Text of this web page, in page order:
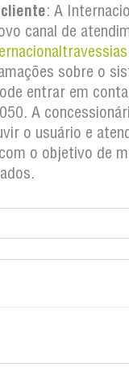
: A
canal de
sobre o
entrar em
A
o usuário e
o objetivo de